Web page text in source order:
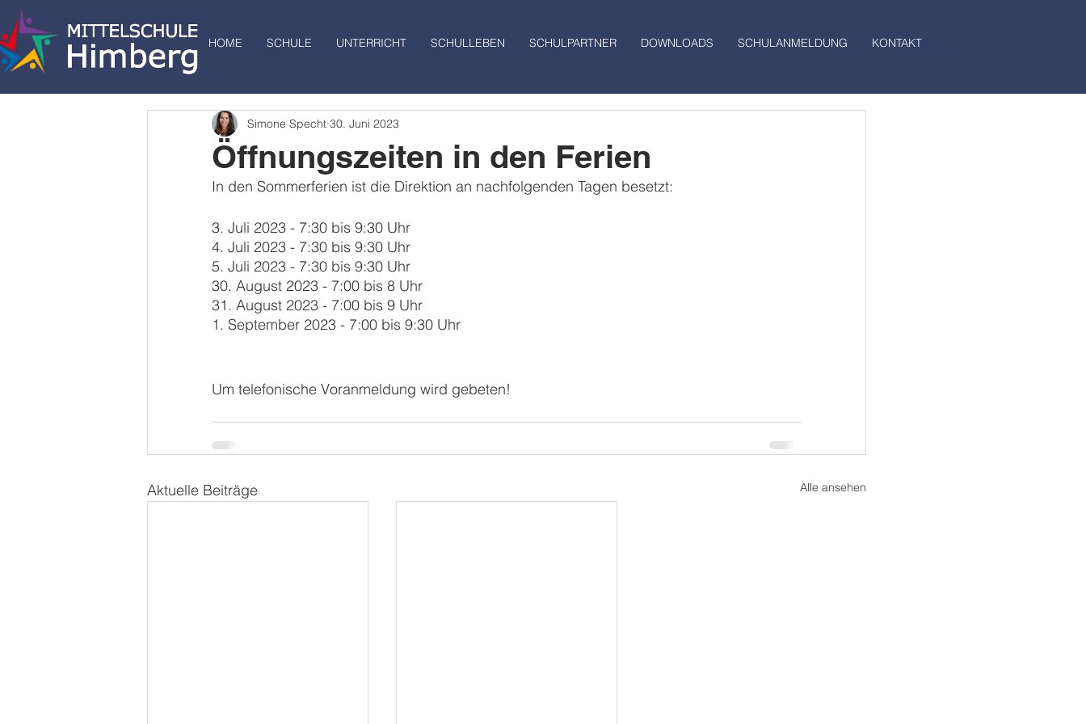
HOME SCHULE UNTERRICHT SCHULLEBEN SCHULPARTNER DOWNLOADS SCHULANMELDUNG KONTAKT
Öffnungszeiten in den Ferien
Simone Specht 30. Juni 2023
In den Sommerferien ist die Direktion an nachfolgenden Tagen besetzt:
3. Juli 2023 - 7:30 bis 9:30 Uhr
4. Juli 2023 - 7:30 bis 9:30 Uhr
5. Juli 2023 - 7:30 bis 9:30 Uhr
30. August 2023 - 7:00 bis 8 Uhr
31. August 2023 - 7:00 bis 9 Uhr
1. September 2023 - 7:00 bis 9:30 Uhr
Um telefonische Voranmeldung wird gebeten!
Aktuelle Beiträge Alle ansehen